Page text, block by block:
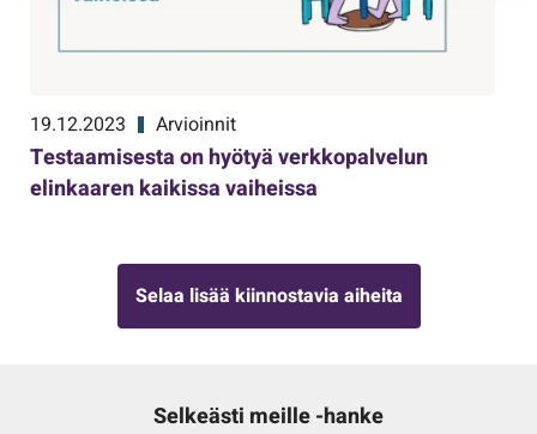
19.12.2023 Arvioinnit
Testaamisesta on hyötyä verkkopalvelun
elinkaaren kaikissa vaiheissa
Selaa lisää kiinnostavia aiheita
Selkeästi meille -hanke